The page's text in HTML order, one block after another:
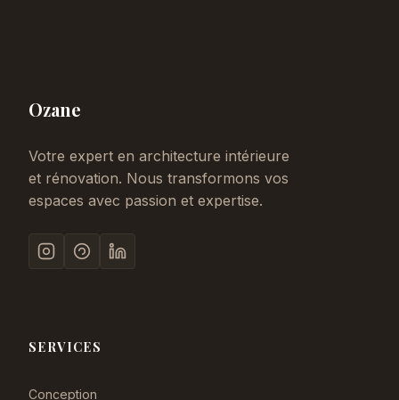
Ozane
Votre expert en architecture intérieure
et rénovation. Nous transformons vos
espaces avec passion et expertise.
SERVICES
Conception